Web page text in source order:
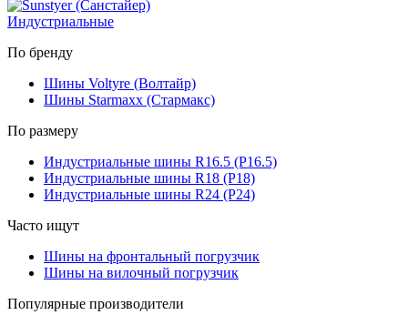
Индустриальные
По бренду
Шины Voltyre (Волтайр)
Шины Starmaxx (Стармакс)
По размеру
Индустриальные шины R16.5 (Р16.5)
Индустриальные шины R18 (Р18)
Индустриальные шины R24 (Р24)
Часто ищут
Шины на фронтальный погрузчик
Шины на вилочный погрузчик
Популярные производители